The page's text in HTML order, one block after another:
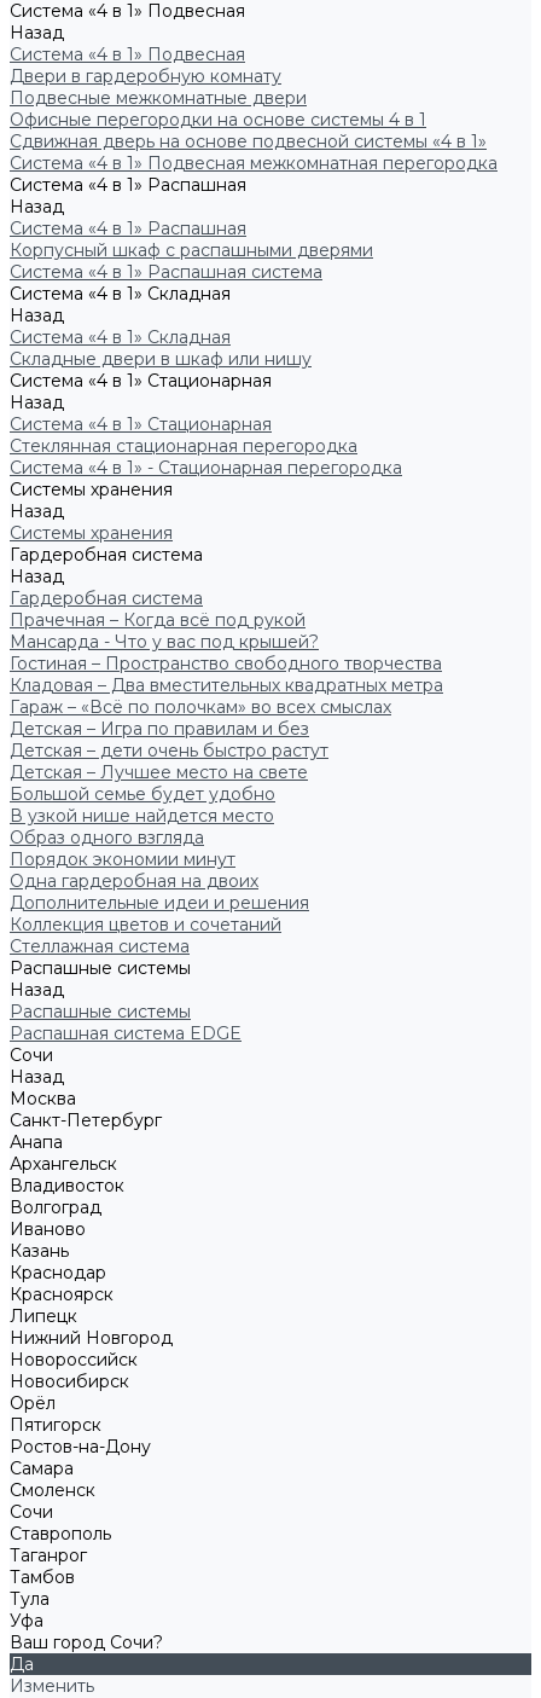
Система «4 в 1» Подвесная
Назад
Система «4 в 1» Подвесная
Двери в гардеробную комнату
Подвесные межкомнатные двери
Офисные перегородки на основе системы 4 в 1
Сдвижная дверь на основе подвесной системы «4 в 1»
Система «4 в 1» Подвесная межкомнатная перегородка
Система «4 в 1» Распашная
Назад
Система «4 в 1» Распашная
Корпусный шкаф с распашными дверями
Система «4 в 1» Распашная система
Система «4 в 1» Складная
Назад
Система «4 в 1» Складная
Складные двери в шкаф или нишу
Система «4 в 1» Стационарная
Назад
Система «4 в 1» Стационарная
Стеклянная стационарная перегородка
Система «4 в 1» - Стационарная перегородка
Системы хранения
Назад
Системы хранения
Гардеробная система
Назад
Гардеробная система
Прачечная – Когда всё под рукой
Мансарда - Что у вас под крышей?
Гостиная – Пространство свободного творчества
Кладовая – Два вместительных квадратных метра
Гараж – «Всё по полочкам» во всех смыслах
Детская – Игра по правилам и без
Детская – дети очень быстро растут
Детская – Лучшее место на свете
Большой семье будет удобно
В узкой нише найдется место
Образ одного взгляда
Порядок экономии минут
Одна гардеробная на двоих
Дополнительные идеи и решения
Коллекция цветов и сочетаний
Стеллажная система
Распашные системы
Назад
Распашные системы
Распашная система EDGE
Сочи
Назад
Москва
Санкт-Петербург
Анапа
Архангельск
Владивосток
Волгоград
Иваново
Казань
Краснодар
Красноярск
Липецк
Нижний Новгород
Новороссийск
Новосибирск
Орёл
Пятигорск
Ростов-на-Дону
Самара
Смоленск
Сочи
Ставрополь
Таганрог
Тамбов
Тула
Уфа
Ваш город Сочи?
Да
Изменить